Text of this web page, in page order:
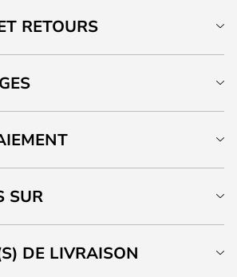
RETOURS
SUR
DE LIVRAISON